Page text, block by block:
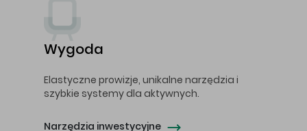
Wygoda
Elastyczne prowizje, unikalne narzędzia i
szybkie systemy dla aktywnych.
Narzędzia inwestycyjne